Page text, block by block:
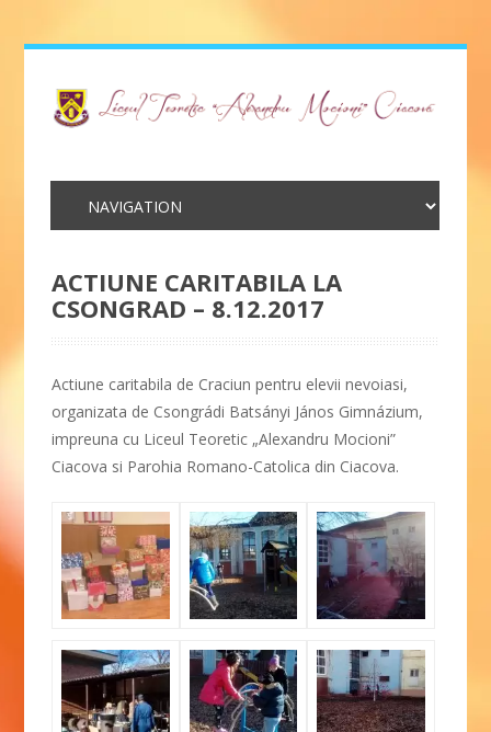
ACTIUNE CARITABILA LA
CSONGRAD – 8.12.2017
Actiune caritabila de Craciun pentru elevii nevoiasi,
organizata de Csongrádi Batsányi János Gimnázium,
impreuna cu Liceul Teoretic „Alexandru Mocioni”
Ciacova si Parohia Romano-Catolica din Ciacova.